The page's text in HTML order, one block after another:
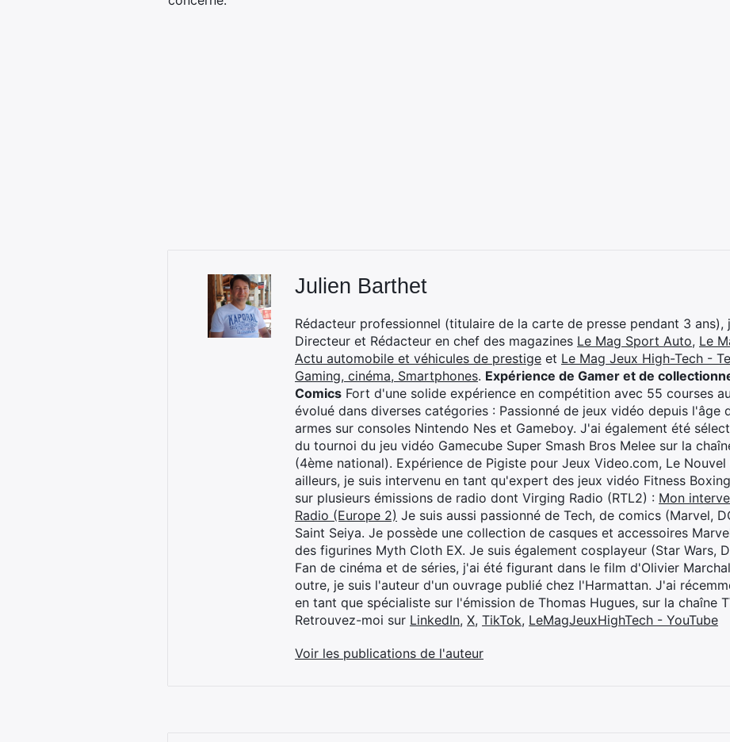
Julien Barthet
Rédacteur professionnel (titulaire de la carte de presse pendant 3 ans),
Directeur et Rédacteur en chef des magazines Le Mag Sport Auto, Le
Actu automobile et véhicules de prestige et Le Mag Jeux High-Tech -
Gaming, cinéma, Smartphones. Expérience de Gamer et de
Comics Fort d'une solide expérience en compétition avec 55 courses
évolué dans diverses catégories : Passionné de jeux vidéo depuis l'âge
armes sur consoles Nintendo Nes et Gameboy. J'ai également été
du tournoi du jeu vidéo Gamecube Super Smash Bros Melee sur la
(4ème national). Expérience de Pigiste pour Jeux Video.com, Le Nouvel
ailleurs, je suis intervenu en tant qu'expert des jeux vidéo Fitness
sur plusieurs émissions de radio dont Virging Radio (RTL2) : Mon
Radio (Europe 2) Je suis aussi passionné de Tech, de comics (Marvel,
Saint Seiya. Je possède une collection de casques et accessoires
des figurines Myth Cloth EX. Je suis également cosplayeur (Star Wars,
Fan de cinéma et de séries, j'ai été figurant dans le film d'Olivier
outre, je suis l'auteur d'un ouvrage publié chez l'Harmattan. J'ai
en tant que spécialiste sur l'émission de Thomas Hugues, sur la chaîne
Retrouvez-moi sur LinkedIn, X, TikTok, LeMagJeuxHighTech - YouTube
Voir les publications de l'auteur